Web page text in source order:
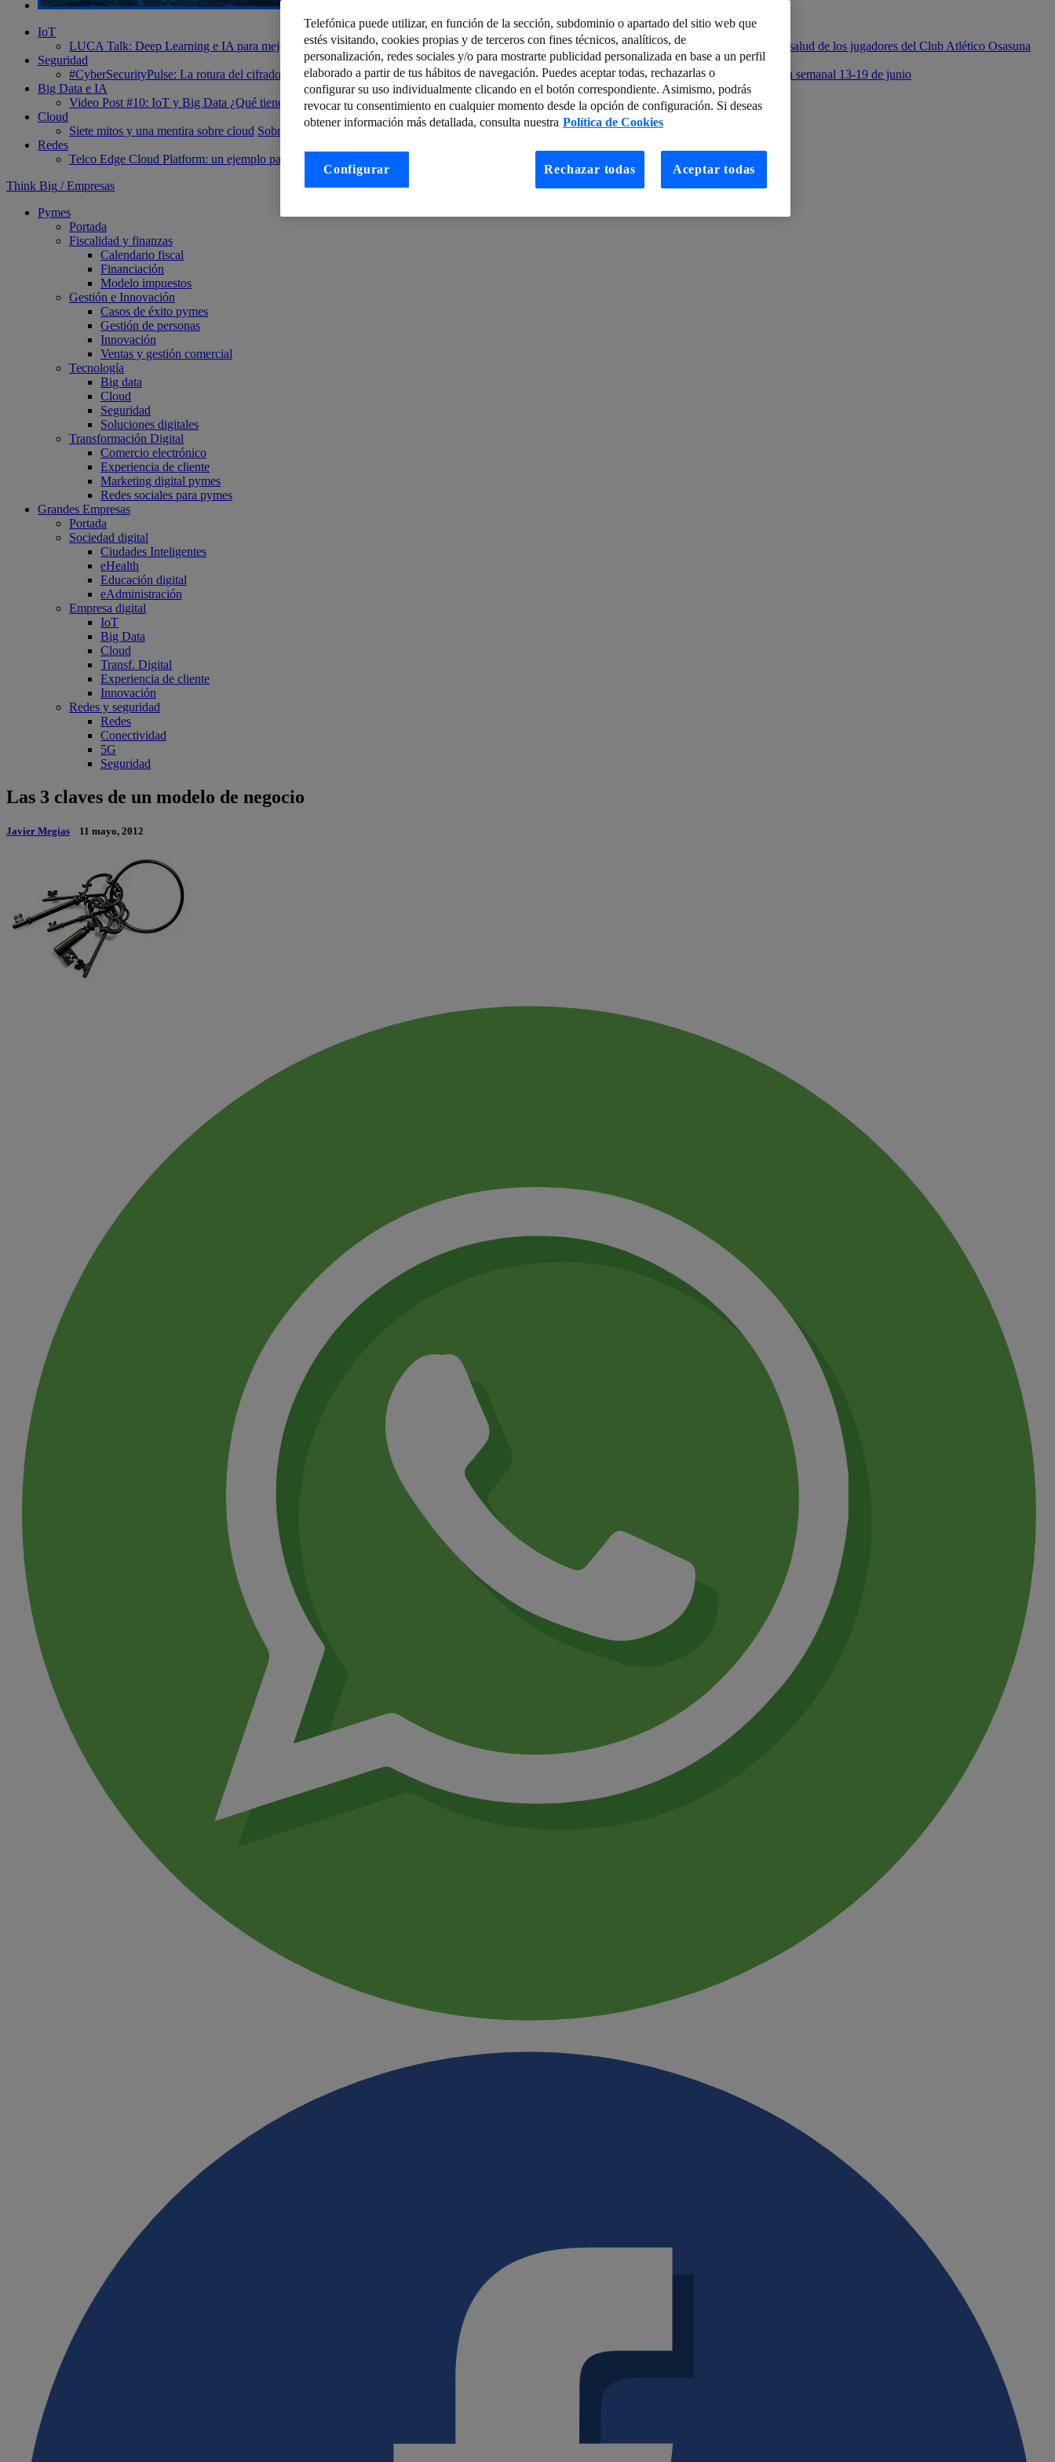
IoT
LUCA Talk: Deep Learning e IA para mejorar el tráfico en tiempos de Covid 19 Espinilleras Conectadas para mejorar el rendimiento deportivo y salud de los jugadores del Club Atlético Osasuna
Seguridad
#CyberSecurityPulse: La rotura del cifrado de WPA2 que puede poner en jaque nuestra seguridad inalámbrica Noticias de Ciberseguridad: Boletín semanal 13-19 de junio
Big Data e IA
Video Post #10: IoT y Big Data ¿Qué tienen que ver? Telemedicina, la nueva era de la atención sanitaria
Cloud
Siete mitos y una mentira sobre cloud Sobre la transformación digital, las tecnologías habilitadoras y algunas cifras
Redes
Telco Edge Cloud Platform: un ejemplo para demostrar todo su potencial
Think Big / Empresas
Pymes
Portada
Fiscalidad y finanzas
Calendario fiscal
Financiación
Modelo impuestos
Gestión e Innovación
Casos de éxito pymes
Gestión de personas
Innovación
Ventas y gestión comercial
Tecnología
Big data
Cloud
Seguridad
Soluciones digitales
Transformación Digital
Comercio electrónico
Experiencia de cliente
Marketing digital pymes
Redes sociales para pymes
Grandes Empresas
Portada
Sociedad digital
Ciudades Inteligentes
eHealth
Educación digital
eAdministración
Empresa digital
IoT
Big Data
Cloud
Transf. Digital
Experiencia de cliente
Innovación
Redes y seguridad
Redes
Conectividad
5G
Seguridad
Las 3 claves de un modelo de negocio
Javier Megias 11 mayo, 2012
Telefónica puede utilizar, en función de la sección, subdominio o apartado del sitio web que
estés visitando, cookies propias y de terceros con fines técnicos, analíticos, de
personalización, redes sociales y/o para mostrarte publicidad personalizada en base a un perfil
elaborado a partir de tus hábitos de navegación. Puedes aceptar todas, rechazarlas o
configurar su uso individualmente clicando en el botón correspondiente. Asimismo, podrás
revocar tu consentimiento en cualquier momento desde la opción de configuración. Si deseas
obtener información más detallada, consulta nuestra Política de Cookies
Rechazar todas Aceptar todas
Configurar